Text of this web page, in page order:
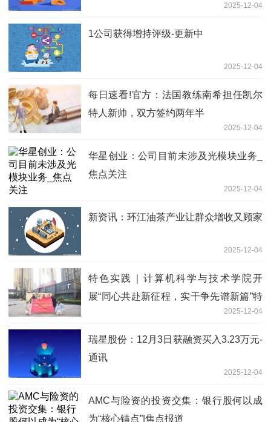
2025-12-04
1公司获得增持评级-更新中
2025-12-04
每日速看!官方：法国教练南希担任凯尔
特人新帅，双方签约两年半
2025-12-04
华星创业：公司目前未涉及光模块业务_
焦点关注
2025-12-04
新资讯：环江油茶产业让群众增收又顾家
2025-12-04
特色实践｜计算机科学与技术学院开
展“同心共赴新征程，实干争先谱新篇”特
2025-12-04
瑞星股份：12月3日获融资买入3.23万元-
通讯
2025-12-04
AMC与险资的投资交集：银行股何以成
为“核心锚点”|焦点报道